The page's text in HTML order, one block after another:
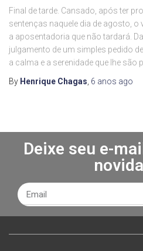
Final de tarde. Cansado, após ter
sentenças naquele dia de agosto,
a aposentadoria que não tardará.
julgamento de um simples pedido
a calma e a serenidade que lhe são
By Henrique Chagas 6 anos ago
Deixe seu e-